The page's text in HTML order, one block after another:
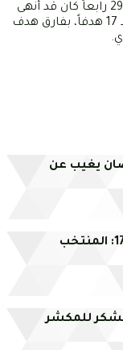
في العروض التي تلقاها، علماً وأن صاحب الـ29 رابعاً كان قد أنهى
الموسم هدافاً لبطولة الرابطة الأولى برصيد 17 هدفاً، بفارق هدف
يغيب عن
تصفيات الكان لأقل من 17: المنتخب
للمكشر